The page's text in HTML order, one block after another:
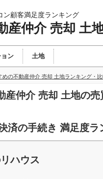
ン顧客満足度ランキング
産仲介 売却 土
ン 土地
めの不動産仲介 売却 土地ランキング・比
産仲介 売却 土地の
済の手続き 満足度ラ
ハウス